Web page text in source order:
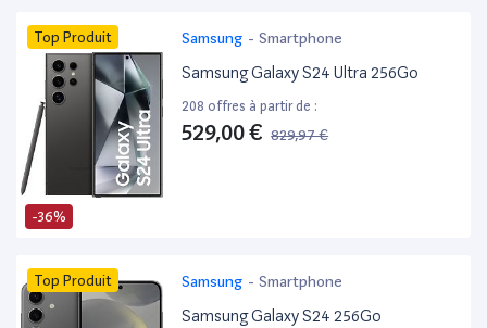
-36%
Top Produit Samsung - Smartphone
Samsung Galaxy S24 Ultra 256Go
208 offres à partir de :
529,00 € 829,97 €
Top Produit Samsung - Smartphone
Samsung Galaxy S24 256Go